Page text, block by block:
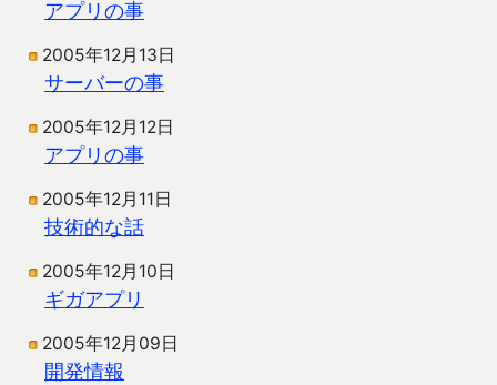
アプリの事
2005年12月13日
サーバーの事
2005年12月12日
アプリの事
2005年12月11日
技術的な話
2005年12月10日
ギガアプリ
2005年12月09日
開発情報